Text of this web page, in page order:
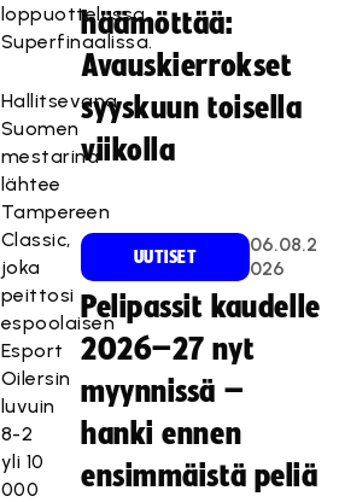
loppuottelussa,
Superfinaalissa.
Hallitsevana
Suomen
mestarina
lähtee
Tampereen
Classic,
joka
peittosi
espoolaisen
Esport
Oilersin
luvuin
8-2
yli 10
000
häämöttää:
Avauskierrokset
syyskuun toisella
viikolla
UUTISET
06.08.2
026
Pelipassit kaudelle
2026–27 nyt
myynnissä –
hanki ennen
ensimmäistä peliä